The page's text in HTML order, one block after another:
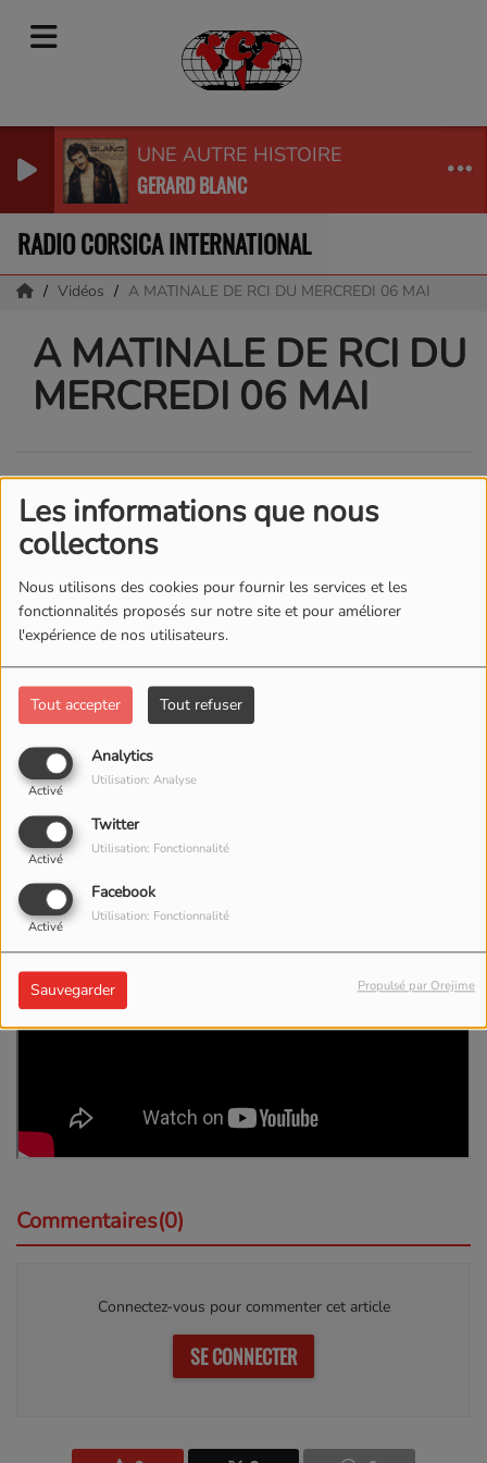
Les informations que nous
collectons
Nous utilisons des cookies pour fournir les services et les
fonctionnalités proposés sur notre site et pour améliorer
l'expérience de nos utilisateurs.
Tout accepter Tout refuser
Analytics
Activé
Utilisation: Analyse
Twitter
Activé
Utilisation: Fonctionnalité
Facebook
Activé
Utilisation: Fonctionnalité
Sauvegarder Propulsé par Orejime
UNE AUTRE HISTOIRE
GERARD BLANC
RADIO CORSICA INTERNATIONAL
Vidéos A MATINALE DE RCI DU MERCREDI 06 MAI
A MATINALE DE RCI DU
MERCREDI 06 MAI
06 MAI 2026
Commentaires(0)
Connectez-vous pour commenter cet article
SE CONNECTER